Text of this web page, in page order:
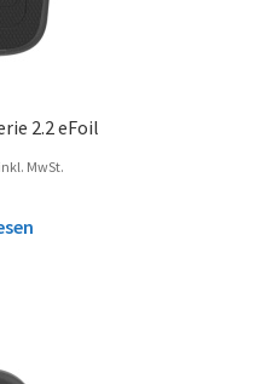
2.2 eFoil
inkl. MwSt.